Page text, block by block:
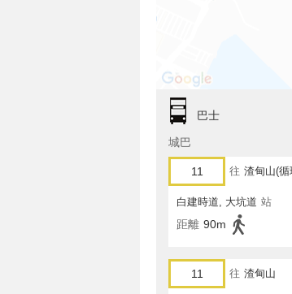
巴士
城巴
11 往 渣甸山(循
白建時道, 大坑道 站
距離 90m
11 往 渣甸山